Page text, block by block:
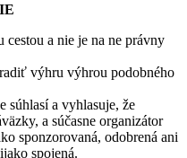
a nie je na ne právny
výhru výhrou podobného
súhlasí a vyhlasuje, že
a súčasne organizátor
sponzorovaná, odobrená ani
spojená.